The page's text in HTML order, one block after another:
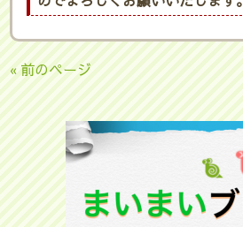
« 前のページ